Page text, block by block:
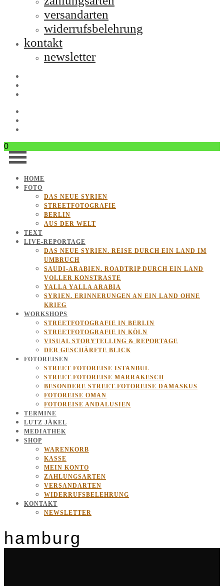
versandarten
widerrufsbelehrung
kontakt
newsletter
0
HOME
FOTO
DAS NEUE SYRIEN
STREETFOTOGRAFIE
BERLIN
AUS DER WELT
TEXT
LIVE-REPORTAGE
DAS NEUE SYRIEN. REISE DURCH EIN LAND IM
UMBRUCH
SAUDI-ARABIEN. ROADTRIP DURCH EIN LAND
VOLLER KONSTRASTE
YALLA YALLA ARABIA
SYRIEN. ERINNERUNGEN AN EIN LAND OHNE
KRIEG
WORKSHOPS
STREETFOTOGRAFIE IN BERLIN
STREETFOTOGRAFIE IN KÖLN
VISUAL STORYTELLING & REPORTAGE
DER GESCHÄRFTE BLICK
FOTOREISEN
STREET-FOTOREISE ISTANBUL
STREET-FOTOREISE MARRAKESCH
BESONDERE STREET-FOTOREISE DAMASKUS
FOTOREISE OMAN
FOTOREISE ANDALUSIEN
TERMINE
LUTZ JÄKEL
MEDIATHEK
SHOP
WARENKORB
KASSE
MEIN KONTO
ZAHLUNGSARTEN
VERSANDARTEN
WIDERRUFSBELEHRUNG
KONTAKT
NEWSLETTER
hamburg